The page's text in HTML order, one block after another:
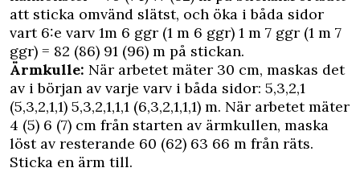
att sticka omvänd slätst, och öka i båda sidor
vart 6:e varv 1m 6 ggr (1 m 6 ggr) 1 m 7 ggr (1 m 7
ggr) = 82 (86) 91 (96) m på stickan.
Ärmkulle: När arbetet mäter 30 cm, maskas det
av i början av varje varv i båda sidor: 5,3,2,1
(5,3,2,1,1) 5,3,2,1,1,1 (6,3,2,1,1,1) m. När arbetet mäter
4 (5) 6 (7) cm från starten av ärmkullen, maska
löst av resterande 60 (62) 63 66 m från räts.
Sticka en ärm till.